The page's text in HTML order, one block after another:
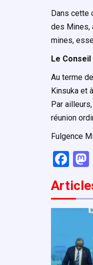
Dans cette
des Mines,
mines,
Le
Au terme
Kinsuka et
Par
réunion
Fulgence
F
ce
b
o
k